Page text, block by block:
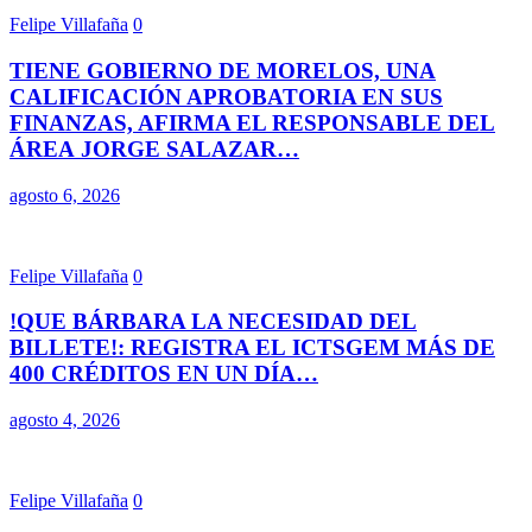
Felipe Villafaña 0
TIENE GOBIERNO DE MORELOS, UNA
CALIFICACIÓN APROBATORIA EN SUS
FINANZAS, AFIRMA EL RESPONSABLE DEL
ÁREA JORGE SALAZAR…
agosto 6, 2026
Felipe Villafaña 0
!QUE BÁRBARA LA NECESIDAD DEL
BILLETE!: REGISTRA EL ICTSGEM MÁS DE
400 CRÉDITOS EN UN DÍA…
agosto 4, 2026
Felipe Villafaña 0